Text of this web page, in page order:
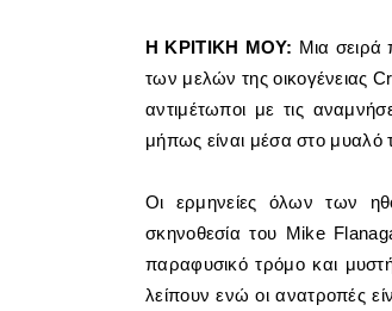
Η ΚΡΙΤΙΚΗ ΜΟΥ: Μια σειρά
των μελών της οικογένειας
αντιμέτωποι με τις
μήπως είναι μέσα στο μυαλό
Οι ερμηνείες όλων των
σκηνοθεσία του Mike
παραφυσικό τρόμο και
λείπουν ενώ οι ανατροπές